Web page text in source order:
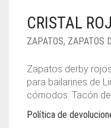
CRISTAL
ZAPATOS, ZAPATOS
Zapatos derby
para bailarines de
cómodos. Tacón
Política de